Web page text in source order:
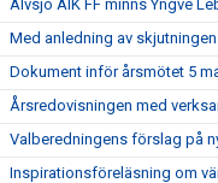
Älvsjö AIK FF minns Yngve
Med anledning av skjutningen
Dokument inför årsmötet 5
Årsredovisningen med
Valberedningens förslag på
Inspirationsföreläsning om